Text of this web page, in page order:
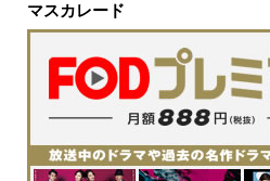
マスカレード